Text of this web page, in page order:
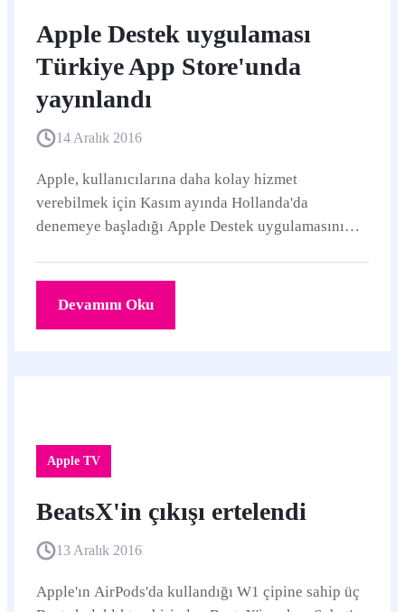
Apple Destek uygulaması
Türkiye App Store'unda
yayınlandı
14 Aralık 2016
Apple, kullanıcılarına daha kolay hizmet
verebilmek için Kasım ayında Hollanda'da
denemeye başladığı Apple Destek uygulamasını
Devamını Oku
Apple TV
BeatsX'in çıkışı ertelendi
13 Aralık 2016
Apple'ın AirPods'da kullandığı W1 çipine sahip üç